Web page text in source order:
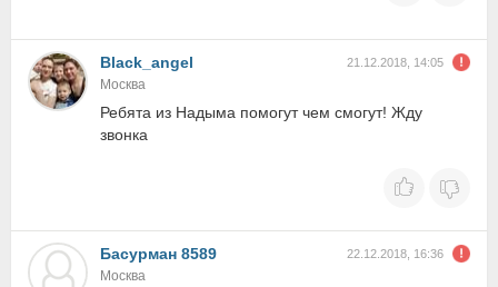
Black_angel 21.12.2018, 14:05
Москва
Ребята из Надыма помогут чем смогут! Жду
звонка
Басурман 8589 22.12.2018, 16:36
Москва